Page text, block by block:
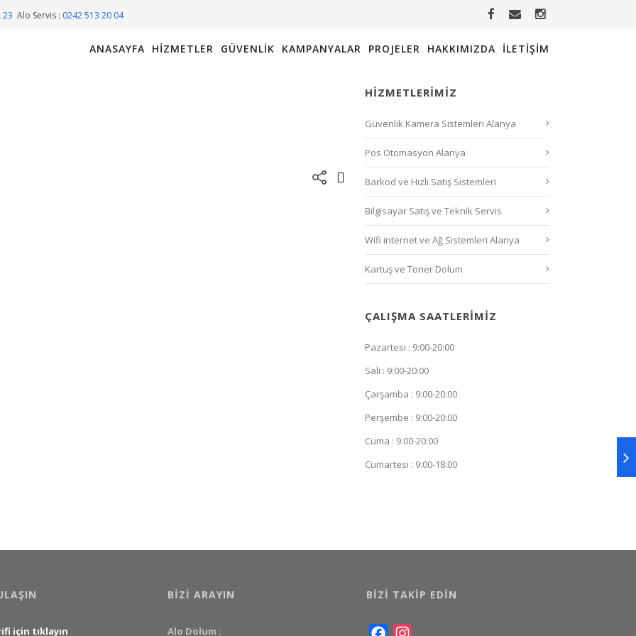
23 Alo Servis : 0242 513 20 04
ANASAYFA HIZMETLER GÜVENLIK KAMPANYALAR PROJELER HAKKIMIZDA İLETIŞIM
HIZMETLERIMIZ
Güvenlik Kamera Sistemleri Alanya
Pos Otomasyon Alanya
Barkod ve Hızlı Satış Sistemleri
Bilgisayar Satış ve Teknik Servis
Wifi internet ve Ağ Sistemleri Alanya
Kartuş ve Toner Dolum
ÇALIŞMA SAATLERIMIZ
Pazartesi : 9:00-20:00
Salı : 9:00-20:00
Çarşamba : 9:00-20:00
Perşembe : 9:00-20:00
Cuma : 9:00-20:00
Cumartesi : 9:00-18:00
için tıklayın
BIZI ARAYIN
Alo Dolum :
BIZI TAKIP EDIN